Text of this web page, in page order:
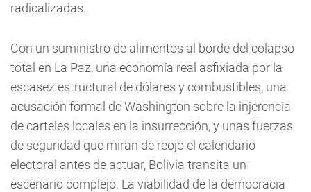
radicalizadas.
Con un suministro de alimentos al borde del colapso
total en La Paz, una economía real asfixiada por la
escasez estructural de dólares y combustibles, una
acusación formal de Washington sobre la injerencia
de carteles locales en la insurrección, y unas fuerzas
de seguridad que miran de reojo el calendario
electoral antes de actuar, Bolivia transita un
escenario complejo. La viabilidad de la democracia